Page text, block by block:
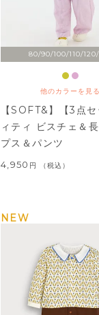
80/90/100/110/120/
他のカラーを見る
【SOFT&】【3点
ィティ ビスチェ＆
プス＆パンツ
4,950 税込
NEW